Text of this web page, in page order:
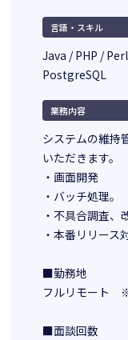
言語・スキル
Java / PHP /
PostgreSQL
業務内容
システムの維持
いただきます。
・画面開発
・バッチ処理。
・不具合調査、
・本番リリース
■勤務地
フルリモート
■面談回数